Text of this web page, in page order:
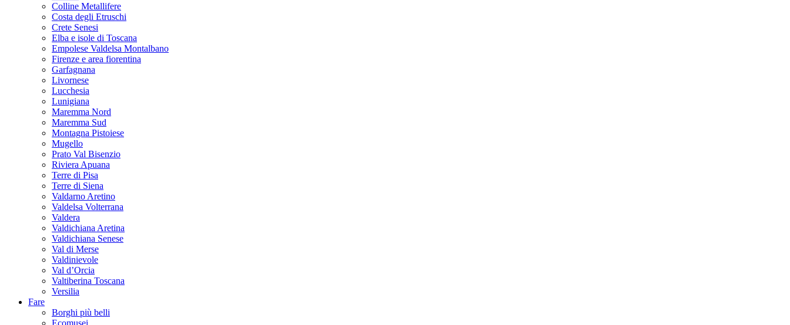
Colline Metallifere
Costa degli Etruschi
Crete Senesi
Elba e isole di Toscana
Empolese Valdelsa Montalbano
Firenze e area fiorentina
Garfagnana
Livornese
Lucchesia
Lunigiana
Maremma Nord
Maremma Sud
Montagna Pistoiese
Mugello
Prato Val Bisenzio
Riviera Apuana
Terre di Pisa
Terre di Siena
Valdarno Aretino
Valdelsa Volterrana
Valdera
Valdichiana Aretina
Valdichiana Senese
Val di Merse
Valdinievole
Val d’Orcia
Valtiberina Toscana
Versilia
Fare
Borghi più belli